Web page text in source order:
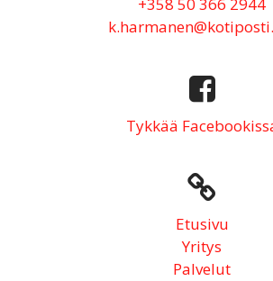
+358 50 366 2944
Tykkää
Etusivu
Yritys
Palvelut